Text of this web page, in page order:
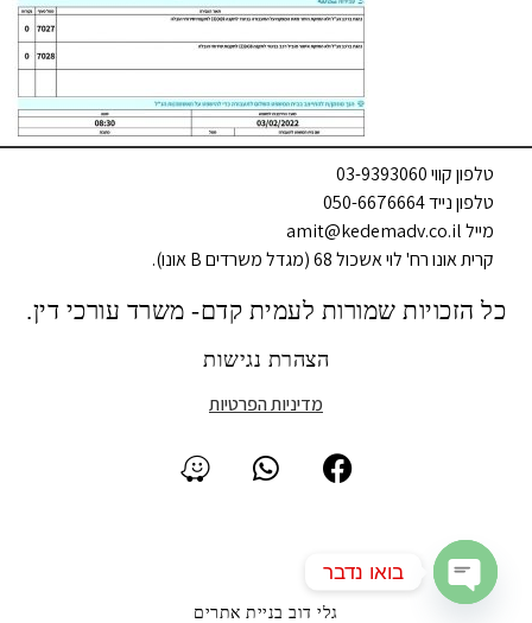
טלפון קווי 03-9393060
טלפון נייד 050-6676664
מייל amit@kedemadv.co.il
קרית אונו רח' לוי אשכול 68 (מגדל משרדים B אונו).
כל הזכויות שמורות לעמית קדם- משרד עורכי דין.
הצהרת נגישות
מדיניות הפרטיות
גלי דוב בניית אתרים
בואו נדבר